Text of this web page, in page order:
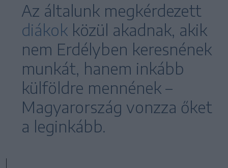
Az általunk megkérdezett
diákok közül akadnak, akik
nem Erdélyben keresnének
munkát, hanem inkább
külföldre mennének –
Magyarország vonzza őket
a leginkább.